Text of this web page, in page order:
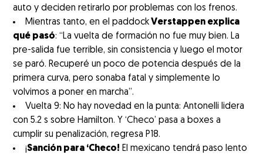
auto y deciden retirarlo por problemas con los frenos.
Mientras tanto, en el paddock Verstappen explica
qué pasó: “La vuelta de formación no fue muy bien. La
pre-salida fue terrible, sin consistencia y luego el motor
se paró. Recuperé un poco de potencia después de la
primera curva, pero sonaba fatal y simplemente lo
volvimos a poner en marcha”.
Vuelta 9: No hay novedad en la punta: Antonelli lidera
con 5.2 s sobre Hamilton. Y ‘Checo’ pasa a boxes a
cumplir su penalización, regresa P18.
¡Sanción para ‘Checo! El mexicano tendrá paso lento